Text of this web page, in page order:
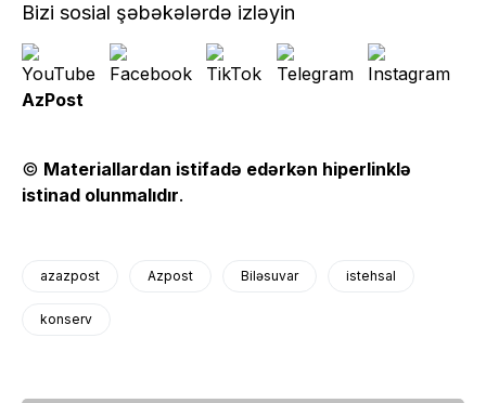
Bizi sosial şəbəkələrdə izləyin
AzPost
© Materiallardan istifadə edərkən hiperlinklə
istinad olunmalıdır.
azazpost Azpost Biləsuvar istehsal
konserv